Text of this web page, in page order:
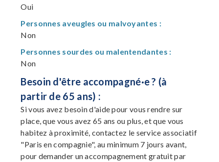
Oui
Personnes aveugles ou malvoyantes :
Non
Personnes sourdes ou malentendantes :
Non
Besoin d'être accompagné·e ? (à
partir de 65 ans) :
Si vous avez besoin d'aide pour vous rendre sur
place, que vous avez 65 ans ou plus, et que vous
habitez à proximité, contactez le service associatif
"Paris en compagnie", au minimum 7 jours avant,
pour demander un accompagnement gratuit par